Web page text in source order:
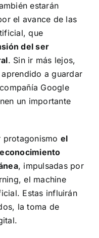
estarán
el avance de las
que
del ser
. Sin ir más lejos,
a guardar
Google
un importante
protagonismo el
, impulsadas por
el machine
Estas influirán
la toma de